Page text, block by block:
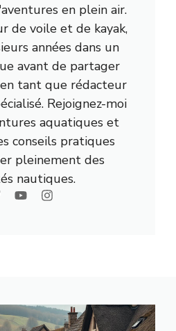
en plein air.
de voile et de kayak,
années dans un
avant de partager
tant que rédacteur
Rejoignez-moi
aquatiques et
conseils pratiques
pleinement des
nautiques.